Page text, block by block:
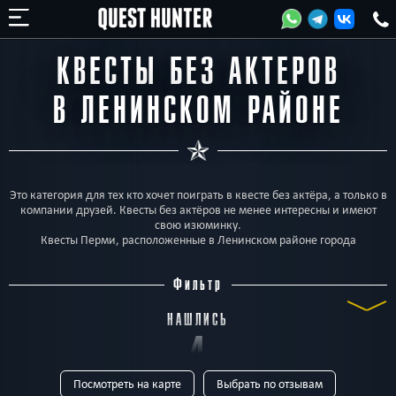
КВЕСТЫ БЕЗ АКТЕРОВ
В ЛЕНИНСКОМ РАЙОНЕ
Это категория для тех кто хочет поиграть в квесте без актёра, а только в
компании друзей. Квесты без актёров не менее интересны и имеют
свою изюминку.
Квесты Перми, расположенные в Ленинском районе города
Фильтр
НАШЛИСЬ
4
КВЕСТА
Посмотреть на карте Выбрать по отзывам